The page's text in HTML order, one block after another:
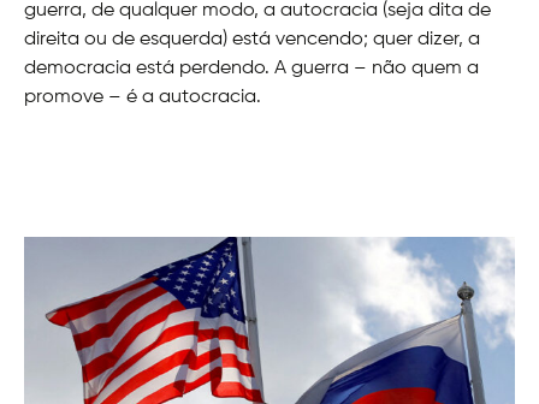
guerra, de qualquer modo, a autocracia (seja dita de
direita ou de esquerda) está vencendo; quer dizer, a
democracia está perdendo. A guerra – não quem a
promove – é a autocracia.